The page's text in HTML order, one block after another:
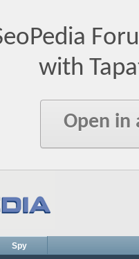
with
Open in
Spy